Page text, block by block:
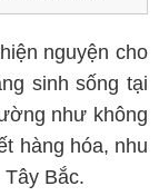
nguyện cho
sinh sống tại
như không
hàng hóa, nhu
Bắc.